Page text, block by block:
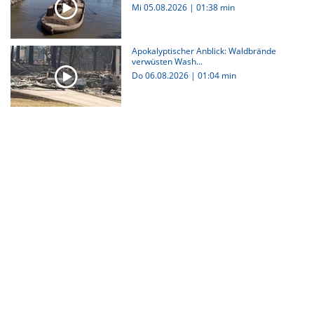
Mi 05.08.2026 | 01:38 min
Apokalyptischer Anblick: Waldbrände
verwüsten Wash...
Do 06.08.2026 | 01:04 min